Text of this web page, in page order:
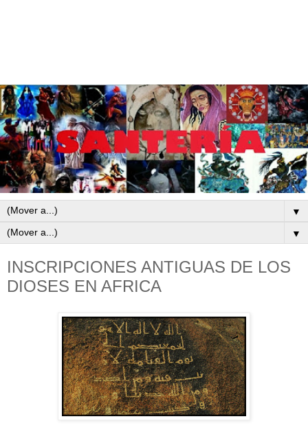
▼
▼
INSCRIPCIONES ANTIGUAS DE LOS
DIOSES EN AFRICA